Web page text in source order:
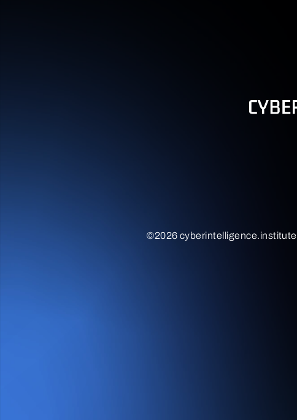
©2026 cyberintelligence.institute